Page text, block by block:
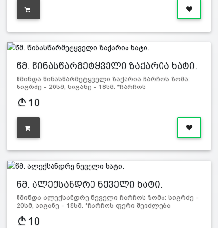
წმ. წინასწარმეტყველი ზაქარია ხატი.
წმინდა წინასწარმეტყველი ზაქარია ჩარჩოს ზომა:
სიგრძე - 20სმ, სიგანე - 18სმ. *ჩარჩოს
10
წმ. ალექსანდრე ნეველი ხატი.
წმინდა ალექსანდრე ნეველი ჩარჩოს ზომა: სიგრძე -
20სმ, სიგანე - 18სმ. *ჩარჩოს ფერი შეიძლება
10